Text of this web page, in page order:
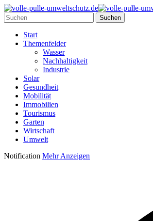
Start
Themenfelder
Wasser
Nachhaltigkeit
Industrie
Solar
Gesundheit
Mobilität
Immobilien
Tourismus
Garten
Wirtschaft
Umwelt
Notification Mehr Anzeigen